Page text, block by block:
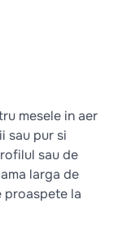
mesele in aer
sau pur si
sau de
larga de
proaspete la